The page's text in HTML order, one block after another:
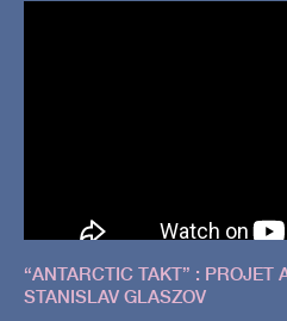
“ANTARCTIC TAKT” : PROJET
STANISLAV GLASZOV